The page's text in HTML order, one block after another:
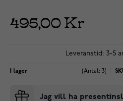
495,00 Kr
Leveranstid: 3-5
I lager (Antal: 3)
Jag vill ha